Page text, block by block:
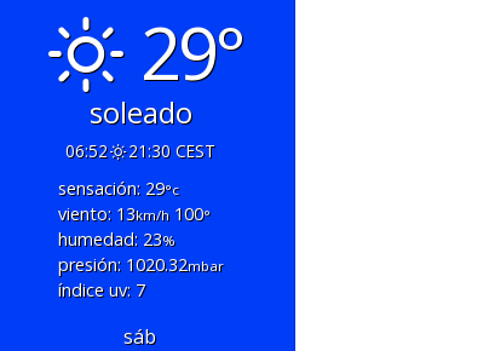
29°
soleado
06:52
21:30 CEST
sensación: 29°c
viento: 13km/h100°
humedad: 23%
presión: 1020.32mbar
índice uv: 7
sáb